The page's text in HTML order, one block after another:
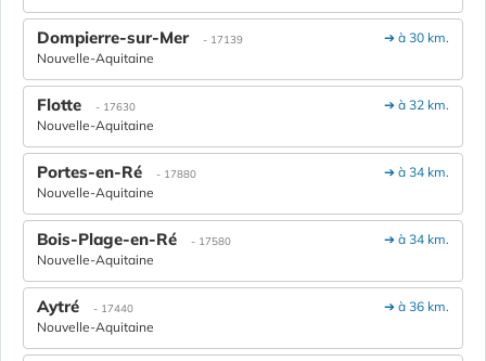
➔ à 30 km.
Dompierre-sur-Mer - 17139
Nouvelle-Aquitaine
➔ à 32 km.
Flotte - 17630
Nouvelle-Aquitaine
➔ à 34 km.
Portes-en-Ré - 17880
Nouvelle-Aquitaine
➔ à 34 km.
Bois-Plage-en-Ré - 17580
Nouvelle-Aquitaine
➔ à 36 km.
Aytré - 17440
Nouvelle-Aquitaine